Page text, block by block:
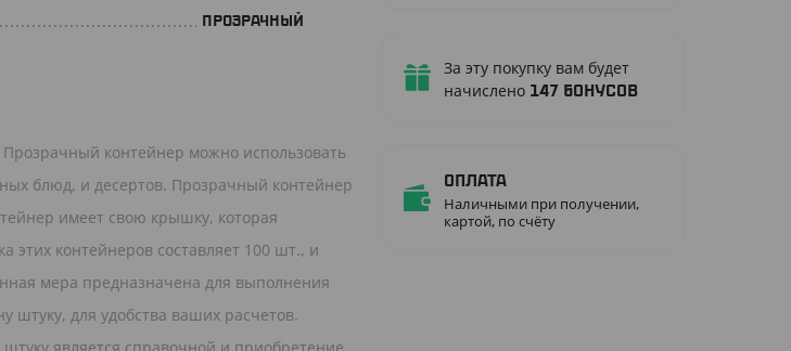
За эту покупку вам будет
начислено 147 бонусов
Оплата
Наличными при получении,
картой, по счёту
ПРОЗРАЧНЫЙ
контейнер можно использовать
блюд, и десертов. Прозрачный контейнер
имеет свою крышку, которая
контейнеров составляет 100 шт., и
мера предназначена для выполнения
штуку, для удобства ваших расчетов.